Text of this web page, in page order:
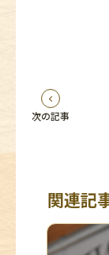
次の記事
関連記